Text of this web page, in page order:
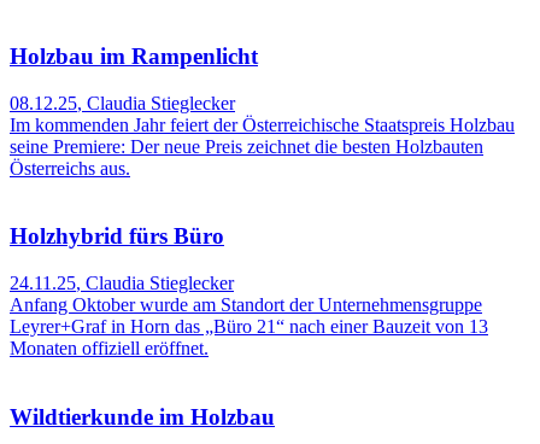
Holzbau im Rampenlicht
08.12.25, Claudia Stieglecker
Im kommenden Jahr feiert der Österreichische Staatspreis Holzbau
seine Premiere: Der neue Preis zeichnet die besten Holzbauten
Österreichs aus.
Holzhybrid fürs Büro
24.11.25, Claudia Stieglecker
Anfang Oktober wurde am Standort der Unternehmensgruppe
Leyrer+Graf in Horn das „Büro 21“ nach einer Bauzeit von 13
Monaten offiziell eröffnet.
Wildtierkunde im Holzbau